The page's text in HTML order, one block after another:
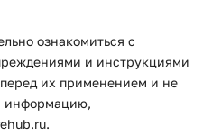
ознакомиться с
и инструкциями
их применением и не
информацию,